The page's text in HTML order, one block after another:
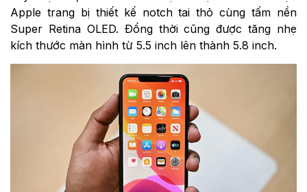
Apple trang bị thiết kế notch tai thỏ cùng tấm nền
Super Retina OLED. Đồng thời cũng được tăng nhẹ
kích thước màn hình từ 5.5 inch lên thành 5.8 inch.